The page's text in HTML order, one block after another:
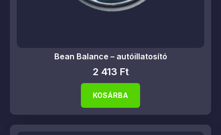
Bean Balance – autóillatosító
2 413 Ft
KOSÁRBA